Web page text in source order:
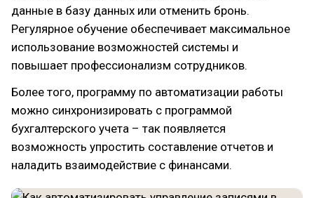
данные в базу данных или отменить бронь.
Регулярное обучение обеспечивает максимальное
использование возможностей системы и
повышает профессионализм сотрудников.
Более того, программу по автоматизации работы
можно синхронизировать с программой
бухгалтерского учета – так появляется
возможность упростить составление отчетов и
наладить взаимодействие с финансами.